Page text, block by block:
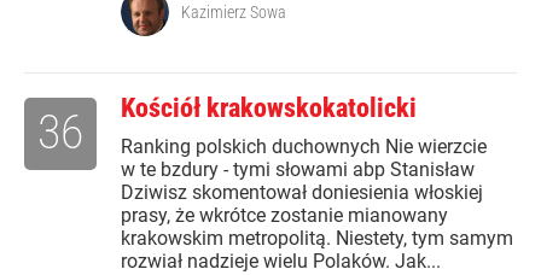
Kazimierz Sowa
Kościół krakowskokatolicki
Ranking polskich duchownych Nie wierzcie
w te bzdury - tymi słowami abp Stanisław
Dziwisz skomentował doniesienia włoskiej
prasy, że wkrótce zostanie mianowany
krakowskim metropolitą. Niestety, tym samym
rozwiał nadzieje wielu Polaków. Jak...
36